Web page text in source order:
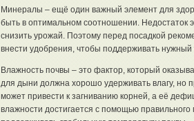
Минералы – ещё один важный элемент для
быть в оптимальном соотношении. Недостаток
снизить урожай. Поэтому перед посадкой
внести удобрения, чтобы поддерживать
Влажность почвы – это фактор, который
для дыни должна хорошо удерживать влагу, но
может привести к загниванию корней, а её
влажности достигается с помощью